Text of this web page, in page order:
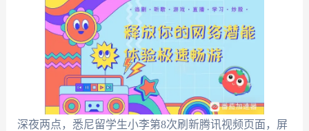
深夜两点，悉尼留学生小李第8次刷新腾讯视频页面，屏